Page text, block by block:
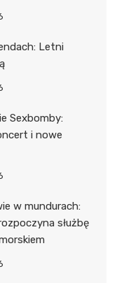
Letni
Sexbomby:
i nowe
w mundurach:
służbę